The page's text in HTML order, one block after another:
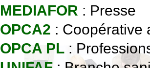
MEDIAFOR : Presse
OPCA2 : Coopérative
OPCA PL: